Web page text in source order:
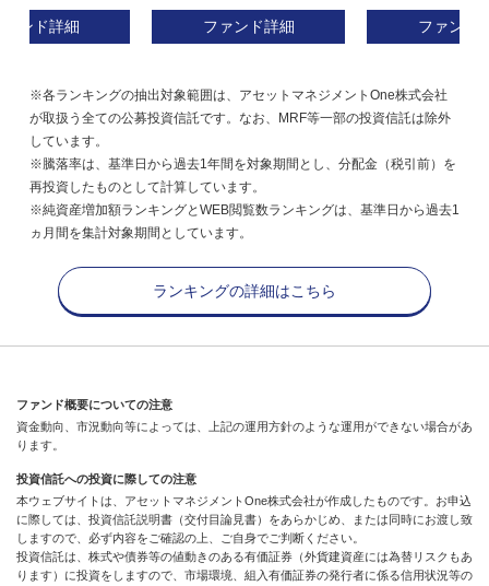
※各ランキングの抽出対象範囲は、アセットマネジメントOne株式会社
が取扱う全ての公募投資信託です。なお、MRF等一部の投資信託は除外
しています。
※騰落率は、基準日から過去1年間を対象期間とし、分配金（税引前）を
再投資したものとして計算しています。
※純資産増加額ランキングとWEB閲覧数ランキングは、基準日から過去1
ヵ月間を集計対象期間としています。
ランキングの詳細はこちら
ファンド概要についての注意
資金動向、市況動向等によっては、上記の運用方針のような運用ができない場合があ
ります。
投資信託への投資に際しての注意
本ウェブサイトは、アセットマネジメントOne株式会社が作成したものです。お申込
に際しては、投資信託説明書（交付目論見書）をあらかじめ、または同時にお渡し致
しますので、必ず内容をご確認の上、ご自身でご判断ください。
投資信託は、株式や債券等の値動きのある有価証券（外貨建資産には為替リスクもあ
ります）に投資をしますので、市場環境、組入有価証券の発行者に係る信用状況等の